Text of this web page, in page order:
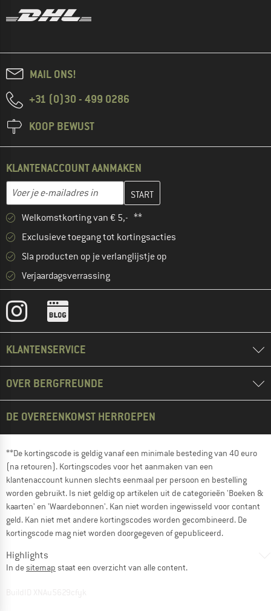
MAIL ONS!
+31 (0)30 - 499 0286
KOOP BEWUST
KLANTENACCOUNT AANMAKEN
E-mailadres
Vul je e-mailadres hier in en maak in de volgende stap je
Welkomstkorting van € 5,- **
Exclusieve toegang tot kortingsacties
Sla producten op je verlanglijstje op
Verjaardagsverrassing
KLANTENSERVICE
OVER BERGFREUNDE
DE OVEREENKOMST HERROEPEN
**De kortingscode is geldig vanaf een minimale besteding van 40 euro
(na retouren). Kortingscodes voor het aanmaken van een
klantenaccount kunnen slechts eenmaal per persoon en bestelling
worden gebruikt. Is niet geldig op artikelen uit de categorieën 'Boeken &
kaarten' en 'Waardebonnen'. Kan niet worden ingewisseld voor contant
geld. Kan niet met andere kortingscodes worden gecombineerd. De
kortingscode mag niet worden doorgegeven of gepubliceerd.
Highlights
In desitemap staat een overzicht van alle content.